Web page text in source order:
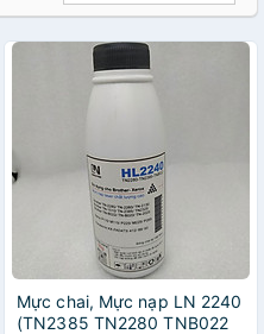
Mực chai, Mực nạp LN 2240
(TN2385 TN2280 TNB022